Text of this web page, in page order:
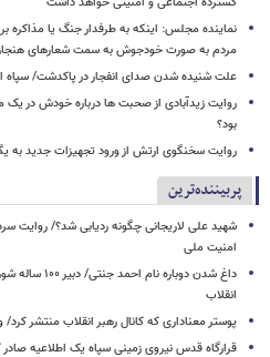
نماینده مجلس: اینکه به طرفدار جنگ یا
مردم به صورت خودجوش به سمت شعارهای
علت شنیده شدن صدای انفجار در پاکدشت/ سپاه
روایت زیدآبادی از صحبت ها درباره خودش در
بود؟
روایت سخنگوی ارتش از ورود تجهیزات جدید به
پربیننده‌ترین
شهید علی لاریجانی چگونه ردیابی شد؟/ روایت
امنیت ملی
داغ شدن
انقلاب
پوستر معناداری که کانال رهبر انقلاب منتشر
قرارگاه قدس نیروی زمینی سپاه یک اطلاعیه صادر